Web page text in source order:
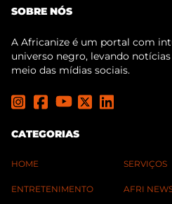
SOBRE NÓS
A Africanize é um portal com
universo negro, levando
meio das mídias sociais.
CATEGORIAS
HOME
ENTRETENIMENTO
SERVIÇOS
AFRI